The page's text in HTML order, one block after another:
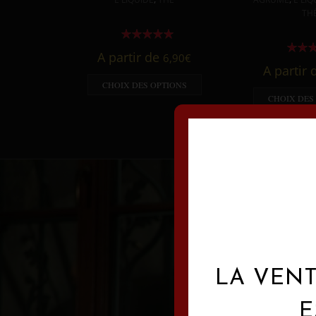
A partir de 6,90€
CHOIX DES OPTIONS
A partir
CHOIX DES
LA